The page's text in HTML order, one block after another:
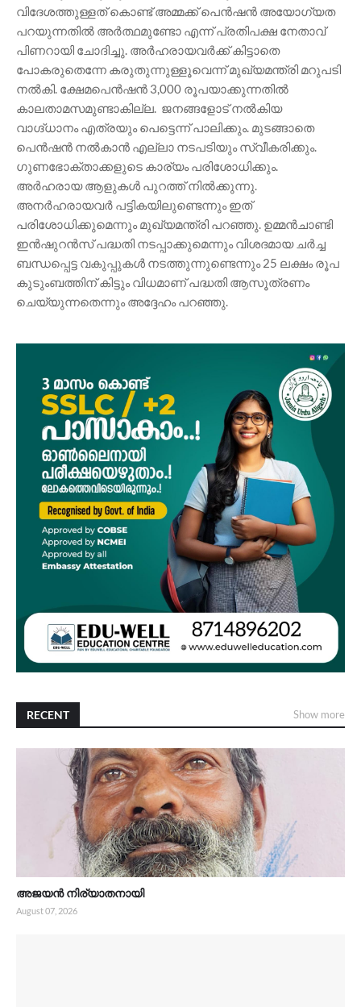
വിദേശത്തുള്ളത് കൊണ്ട് അമ്മക്ക് പെൻഷൻ അയോഗ്യത
പറയുന്നതിൽ അർത്ഥമുണ്ടോ എന്ന് പ്രതിപക്ഷ നേതാവ്
പിണറായി ചോദിച്ചു. അർഹരായവർക്ക് കിട്ടാതെ
പോകരുതെന്നേ കരുതുന്നുള്ളൂവെന്ന് മുഖ്യമന്ത്രി മറുപടി
നൽകി. ക്ഷേമപെൻഷൻ 3,000 രൂപയാക്കുന്നതിൽ
കാലതാമസമുണ്ടാകില്ല. ജനങ്ങളോട് നൽകിയ
വാഗ്ദ്‌ധാനം എത്രയും പെട്ടെന്ന് പാലിക്കും. മുടങ്ങാതെ
പെൻഷൻ നൽകാൻ എല്ലാ നടപടിയും സ്വീകരിക്കും.
ഗുണഭോക്താക്കളുടെ കാര്യം പരിശോധിക്കും.
അർഹരായ ആളുകൾ പുറത്ത് നിൽക്കുന്നു.
അനർഹരായവർ പട്ടികയിലുണ്ടെന്നും ഇത്
പരിശോധിക്കുമെന്നും മുഖ്യമന്ത്രി പറഞ്ഞു. ഉമ്മൻചാണ്ടി
ഇൻഷുറൻസ് പദ്ധതി നടപ്പാക്കുമെന്നും വിശദമായ ചർച്ച
ബന്ധപ്പെട്ട വകുപ്പുകൾ നടത്തുന്നുണ്ടെന്നും 25 ലക്ഷം രൂപ
കുടുംബത്തിന് കിട്ടും വിധമാണ് പദ്ധതി ആസൂത്രണം
ചെയ്യുന്നതെന്നും അദ്ദേഹം പറഞ്ഞു.
RECENT Show more
അജയൻ നിര്യാതനായി
August 07, 2026